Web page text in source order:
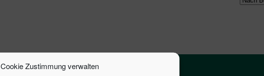
Cookie Zustimmung verwalten